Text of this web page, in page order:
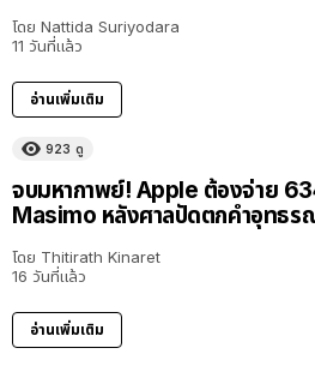
โดย Nattida Suriyodara
11 วันที่แล้ว
อ่านเพิ่มเติม
923 ดู
จบมหากาพย์! Apple ต้องจ่าย
Masimo หลังศาลปัดตกคำอุทธร
โดย Thitirath Kinaret
16 วันที่แล้ว
อ่านเพิ่มเติม